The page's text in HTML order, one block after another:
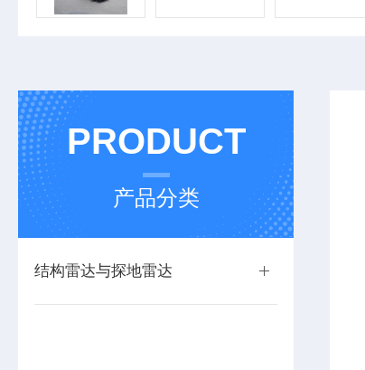
PRODUCT
产品分类
结构雷达与探地雷达